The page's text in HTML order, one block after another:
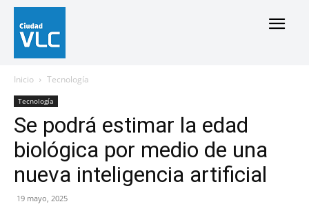
Inicio Tecnología
Tecnología
Se podrá estimar la edad
biológica por medio de una
nueva inteligencia artificial
19 mayo, 2025